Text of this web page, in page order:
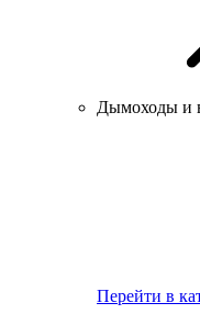
Дымоходы и
Перейти в